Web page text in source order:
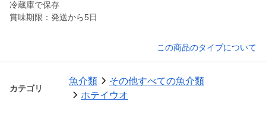
冷蔵庫で保存
賞味期限：発送から5日
この商品のタイプについて
カテゴリ
魚介類
その他すべての魚介類
ホテイウオ